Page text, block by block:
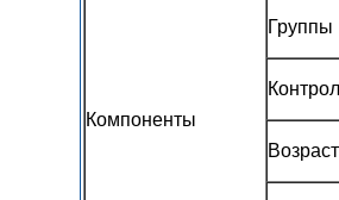
Компоненты
Группы